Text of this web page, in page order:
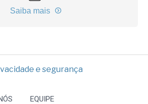
Saiba mais
e segurança
EQUIPE